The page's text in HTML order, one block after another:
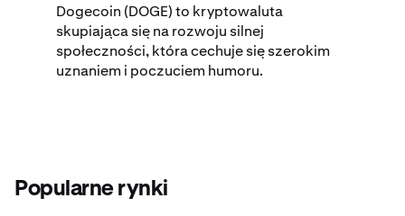
Dogecoin (DOGE) to kryptowaluta
skupiająca się na rozwoju silnej
społeczności, która cechuje się szerokim
uznaniem i poczuciem humoru.
Popularne rynki